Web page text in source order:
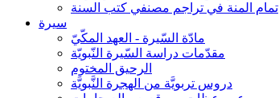
تمام المنة في تراجم مصنفي كتب السنة
سيرة
مادّة السّيرة - العهد المكّيّ
مقدّمات دراسة السّيرة النّبويّة
الرحيق المختوم
دروس تربويَّة من الهجرة النَّبويَّة